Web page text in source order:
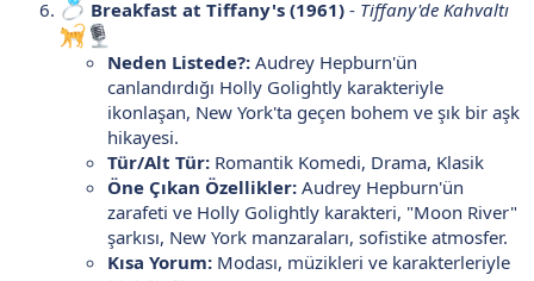
Breakfast at Tiffany's (1961) - Tiffany'de Kahvaltı
Neden Listede?: Audrey Hepburn'ün
canlandırdığı Holly Golightly karakteriyle
ikonlaşan, New York'ta geçen bohem ve şık bir aşk
hikayesi.
Tür/Alt Tür: Romantik Komedi, Drama, Klasik
Öne Çıkan Özellikler: Audrey Hepburn'ün
zarafeti ve Holly Golightly karakteri, "Moon River"
şarkısı, New York manzaraları, sofistike atmosfer.
Kısa Yorum: Modası, müzikleri ve karakterleriyle